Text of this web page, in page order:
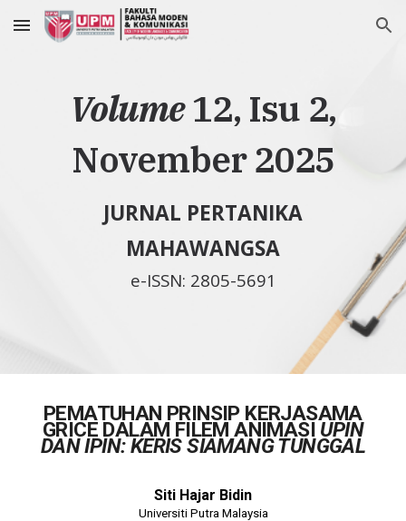
Skip to main content Skip to navigation
Volume12, Isu 2,
November 2025
JURNAL PERTANIKA
MAHAWANGSA
e-ISSN: 2805-5691
PEMATUHAN PRINSIP KERJASAMA
GRICE DALAM FILEM ANIMASI UPIN
DAN IPIN: KERIS SIAMANG TUNGGAL
Siti Hajar Bidin
Universiti Putra Malaysia